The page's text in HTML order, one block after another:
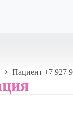
Пациент +7 927